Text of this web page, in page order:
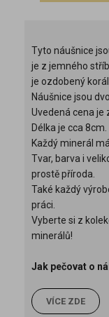
Tyto náušnice
je z jemného
je ozdobený
Náušnice jsou
Uvedená cena je
Délka je cca 8cm.
Každý minerál
Tvar, barva i
prostě příroda.
Také každý
práci.
Vyberte si z
minerálů!
Jak pečovat o
VÍCE ZDE